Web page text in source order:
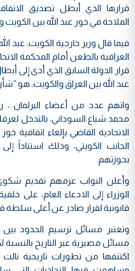
قرارها الذي أبطل تصديق
الملاحة في خور عبد الله بين الكويت
فيما قال وزير خارجية الكويت، عبد
العراقية بالطعن أمام المحكمة
قرار الدولة السابق الذي أدى إلى
عبد الله بين العراق والكويت، هو
واتهم عدد من أعضاء البرلمان
محمد شياع السوداني، بالتدخل
الاتحادية القاضي بإلغاء اتفاقية
الجانب الكويتي، وذلك استناداً
بحوزتهم.
وأعلن النواب عزمهم تقديم
الوزراء إلى الادعاء العام، على
قانونية لقرار صادر عن أعلى سلطة
وتعتبر مسائل ترسيم الحدود
مسائل مصيرية عبر التاريخ بالنسبة
اكتنفها من تطورات تاريخية